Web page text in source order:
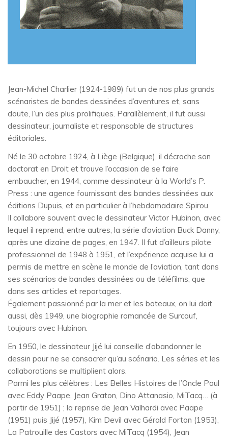
Jean-Michel Charlier (1924-1989) fut un de nos plus grands
scénaristes de bandes dessinées d’aventures et, sans
doute, l’un des plus prolifiques. Parallèlement, il fut aussi
dessinateur, journaliste et responsable de structures
éditoriales.
Né le 30 octobre 1924, à Liège (Belgique), il décroche son
doctorat en Droit et trouve l’occasion de se faire
embaucher, en 1944, comme dessinateur à la World’s P.
Press : une agence fournissant des bandes dessinées aux
éditions Dupuis, et en particulier à l’hebdomadaire Spirou.
Il collabore souvent avec le dessinateur Victor Hubinon, avec
lequel il reprend, entre autres, la série d’aviation Buck Danny,
après une dizaine de pages, en 1947. Il fut d’ailleurs pilote
professionnel de 1948 à 1951, et l’expérience acquise lui a
permis de mettre en scène le monde de l’aviation, tant dans
ses scénarios de bandes dessinées ou de téléfilms, que
dans ses articles et reportages.
Également passionné par la mer et les bateaux, on lui doit
aussi, dès 1949, une biographie romancée de Surcouf,
toujours avec Hubinon.
En 1950, le dessinateur Jijé lui conseille d’abandonner le
dessin pour ne se consacrer qu’au scénario. Les séries et les
collaborations se multiplient alors.
Parmi les plus célèbres : Les Belles Histoires de l’Oncle Paul
avec Eddy Paape, Jean Graton, Dino Attanasio, MiTacq… (à
partir de 1951) ; la reprise de Jean Valhardi avec Paape
(1951) puis Jijé (1957), Kim Devil avec Gérald Forton (1953),
La Patrouille des Castors avec MiTacq (1954), Jean